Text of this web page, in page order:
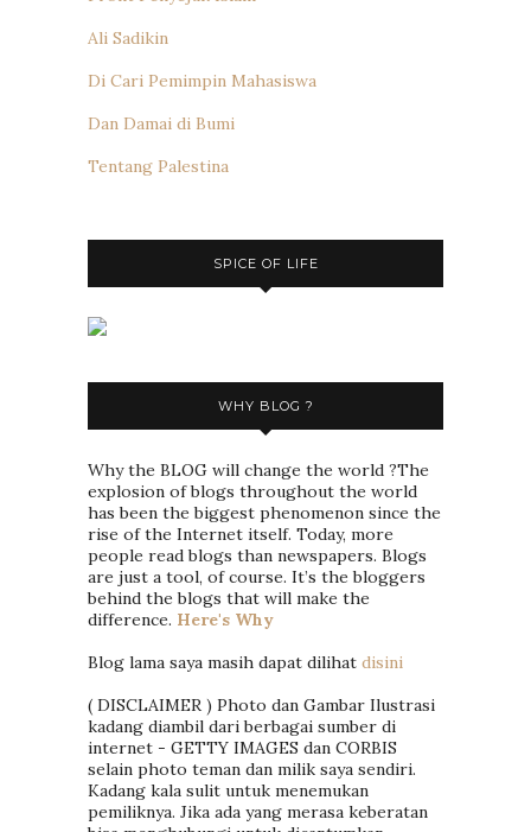
Ali Sadikin
Di Cari Pemimpin Mahasiswa
Dan Damai di Bumi
Tentang Palestina
SPICE OF LIFE
WHY BLOG ?
Why the BLOG will change the world ?The
explosion of blogs throughout the world
has been the biggest phenomenon since the
rise of the Internet itself. Today, more
people read blogs than newspapers. Blogs
are just a tool, of course. It’s the bloggers
behind the blogs that will make the
difference. Here's Why
Blog lama saya masih dapat dilihat disini
( DISCLAIMER ) Photo dan Gambar Ilustrasi
kadang diambil dari berbagai sumber di
internet - GETTY IMAGES dan CORBIS
selain photo teman dan milik saya sendiri.
Kadang kala sulit untuk menemukan
pemiliknya. Jika ada yang merasa keberatan